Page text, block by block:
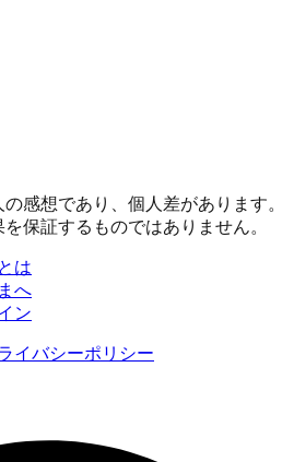
感想であり、個人差があります。
保証するものではありません。
は
へ
ン
イバシーポリシー